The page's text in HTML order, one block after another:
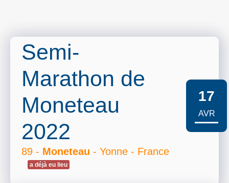
Semi-
Marathon de
Moneteau
2022
89 - Moneteau - Yonne - France
a déjà eu lieu
17
AVR